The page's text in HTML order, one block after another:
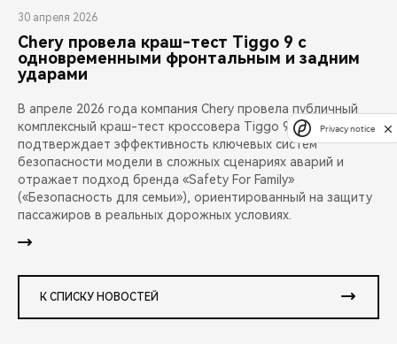
30 апреля 2026
Chery провела краш-тест Tiggo 9 с
одновременными фронтальным и задним
ударами
В апреле 2026 года компания Chery провела публичный
комплексный краш-тест кроссовера Tiggo 9. Испытание
подтверждает эффективность ключевых систем
безопасности модели в сложных сценариях аварий и
отражает подход бренда «Safety For Family»
(«Безопасность для семьи»), ориентированный на защиту
пассажиров в реальных дорожных условиях.
К СПИСКУ НОВОСТЕЙ
Privacy notice